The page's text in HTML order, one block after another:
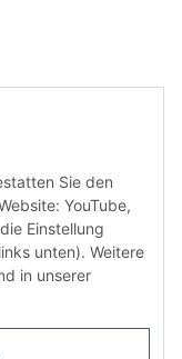
Sie den
YouTube,
Einstellung
unten). Weitere
in unserer